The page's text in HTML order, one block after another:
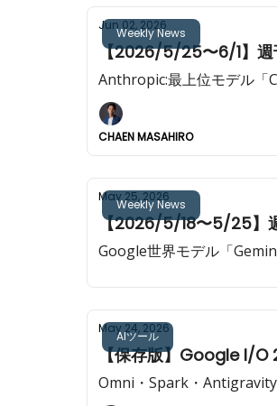
Weekly News
Jun 02, 2026
【2026/5/25〜6/1】週
Anthropic:最上位モデル「
CHAEN MASAHIRO
Weekly News
May 25, 2026
【2026/5/18〜5/25】
Google世界モデル「
AIツール
May 24, 2026
【保存版】Google I/O
Omni・Spark・Antigravity